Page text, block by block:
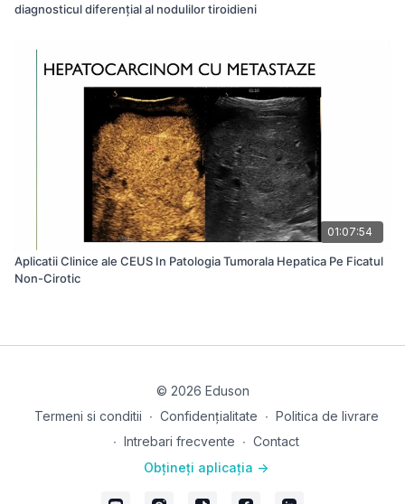
diagnosticul diferenţial al nodulilor tiroidieni
01:07:54
Aplicatii Clinice ale CEUS In Patologia Tumorala Hepatica Pe Ficatul
Non-Cirotic
© 2026 Eduson
Termeni si conditii ∙ Confidențialitate ∙ Politica de livrare
∙ Intrebari frecvente ∙ Contact
Obțineți aplicația ->